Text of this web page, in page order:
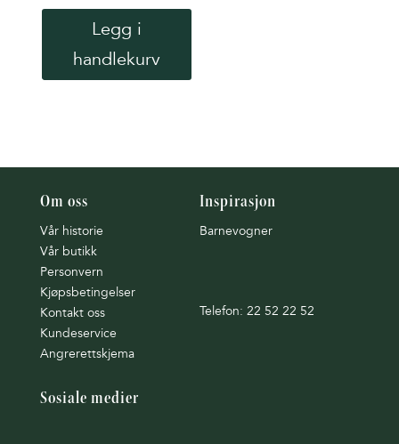
var:
Legg i
handlekurv
Om oss
Vår historie
Vår butikk
Personvern
Kjøpsbetingelser
Kontakt oss
Kundeservice
Angrerettskjema
Inspirasjon
Barnevogner
Telefon: 22 52 22 52
Sosiale medier